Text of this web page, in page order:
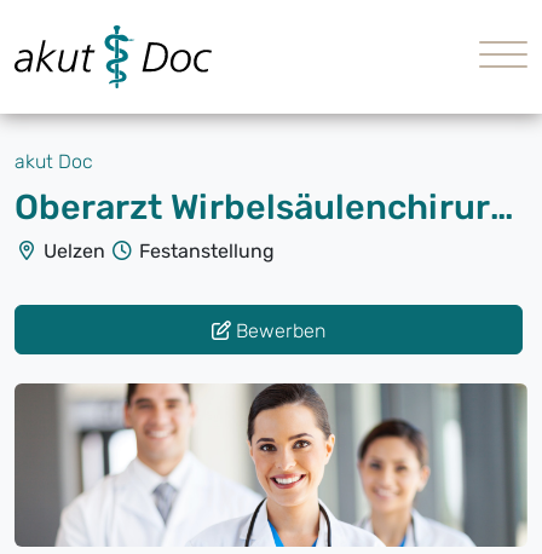
akut Doc
Oberarzt Wirbelsäulenchirurgie (m/w/d)
Uelzen Festanstellung
Bewerben